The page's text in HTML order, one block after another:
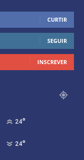
CURTIR
SEGUIR
INSCREVER
24°
24°